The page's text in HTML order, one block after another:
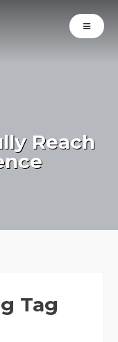
Reach
Tag